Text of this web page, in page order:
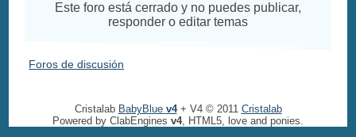
Este foro está cerrado y no puedes publicar,
responder o editar temas
Foros de discusión
Cristalab BabyBlue v4+ V4 © 2011 Cristalab
Powered by ClabEngines v4, HTML5, love and ponies.